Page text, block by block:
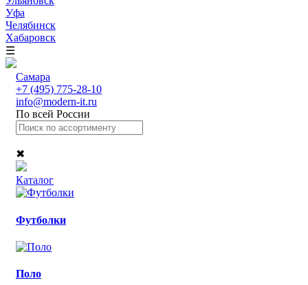
Уфа
Челябинск
Хабаровск
☰
Самара
+7 (495) 775-28-10
info@modern-it.ru
По всей России
✖
Каталог
Футболки
Поло